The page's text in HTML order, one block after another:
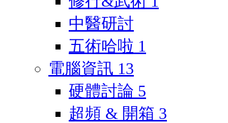
中醫研討
五術哈啦 1
電腦資訊 13
硬體討論 5
超頻 & 開箱 3